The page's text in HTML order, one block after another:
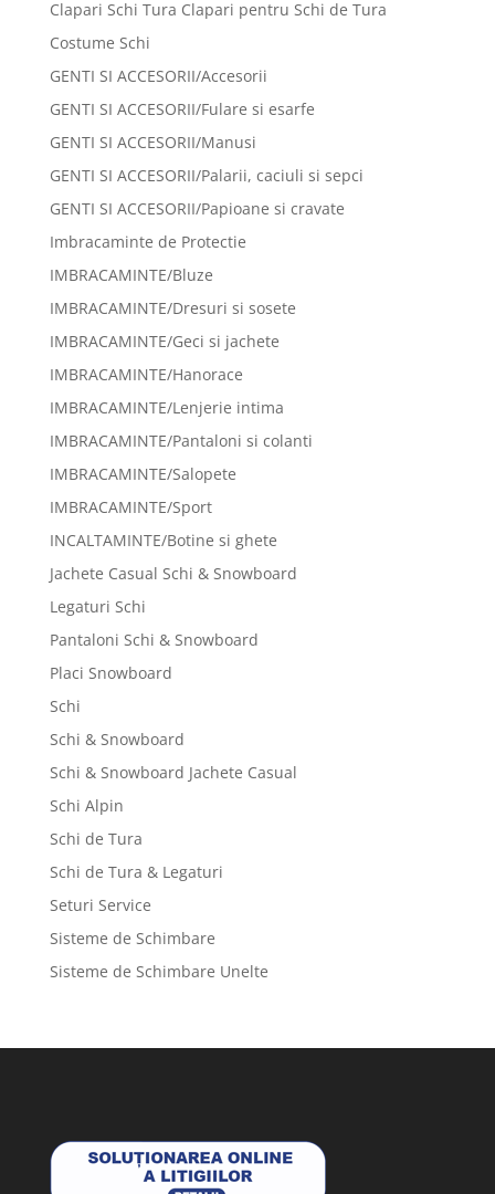
Clapari Schi Tura Clapari pentru Schi de Tura
Costume Schi
GENTI SI ACCESORII/Accesorii
GENTI SI ACCESORII/Fulare si esarfe
GENTI SI ACCESORII/Manusi
GENTI SI ACCESORII/Palarii, caciuli si sepci
GENTI SI ACCESORII/Papioane si cravate
Imbracaminte de Protectie
IMBRACAMINTE/Bluze
IMBRACAMINTE/Dresuri si sosete
IMBRACAMINTE/Geci si jachete
IMBRACAMINTE/Hanorace
IMBRACAMINTE/Lenjerie intima
IMBRACAMINTE/Pantaloni si colanti
IMBRACAMINTE/Salopete
IMBRACAMINTE/Sport
INCALTAMINTE/Botine si ghete
Jachete Casual Schi & Snowboard
Legaturi Schi
Pantaloni Schi & Snowboard
Placi Snowboard
Schi
Schi & Snowboard
Schi & Snowboard Jachete Casual
Schi Alpin
Schi de Tura
Schi de Tura & Legaturi
Seturi Service
Sisteme de Schimbare
Sisteme de Schimbare Unelte